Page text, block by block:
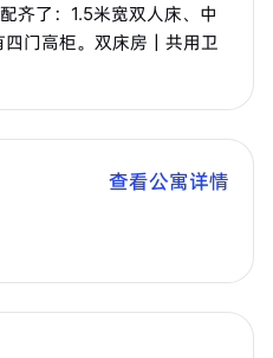
齐了：1.5米宽双人床、中
门高柜。双床房｜共用卫
查看公寓详情